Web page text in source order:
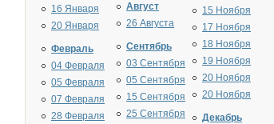
16 Января
20 Января
Февраль
04 Февраля
05 Февраля
07 Февраля
28 Февраля
Август
26 Августа
Сентябрь
03 Сентября
05 Сентября
15 Сентября
25 Сентября
15 Ноября
17 Ноября
18 Ноября
19 Ноября
20 Ноября
20 Ноября
Декабрь